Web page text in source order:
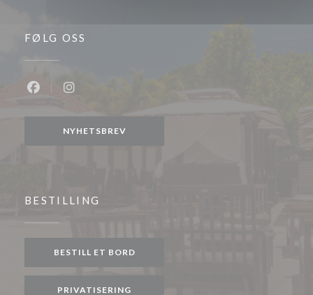
FØLG OSS
NYHETSBREV
BESTILLING
BESTILL ET BORD
PRIVATISERING